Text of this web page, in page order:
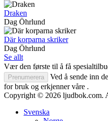
Draken
Dag Öhrlund
Där korparna skriker
Dag Öhrlund
Se allt
Vær den første til å få
Prenumerera
Ved å sende inn
for bruk og erkjenner våre .
Copyright © 2026 ljudbok.com.
Svenska